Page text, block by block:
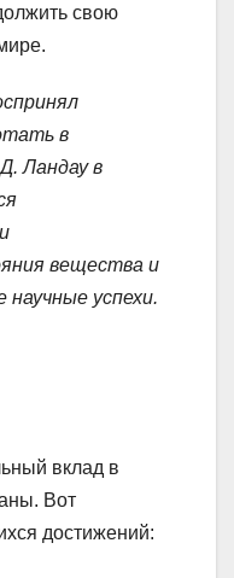
свою
в
Ландау в
вещества и
научные успехи.
вклад в
Вот
достижений: